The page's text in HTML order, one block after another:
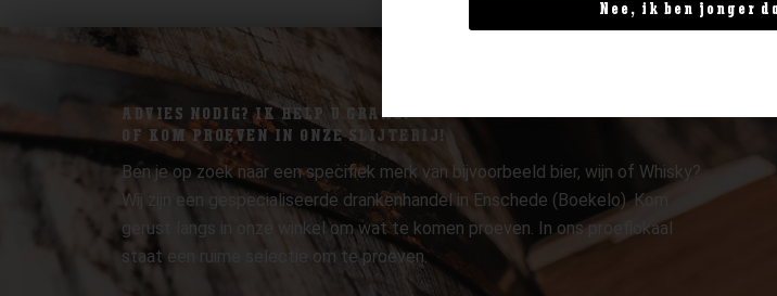
ADVIES NODIG? IK HELP U GRAAG.
OF KOM PROEVEN IN ONZE SLIJTERIJ!
Ben je op zoek naar een specifiek merk van bijvoorbeeld bier, wijn of Whisky?
Wij zijn een gespecialiseerde drankenhandel in Enschede (Boekelo). Kom
gerust langs in onze winkel om wat te komen proeven. In ons proeflokaal
staat een ruime selectie om te proeven.
Nee, ik ben jonger